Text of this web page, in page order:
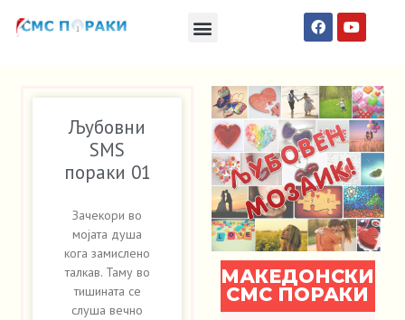
Љубовни
SMS
пораки 01
Зачекори во
мојата душа
кога замислено
талкав. Таму во
тишината се
слуша вечно
МАКЕДОНСКИ
СМС ПОРАКИ